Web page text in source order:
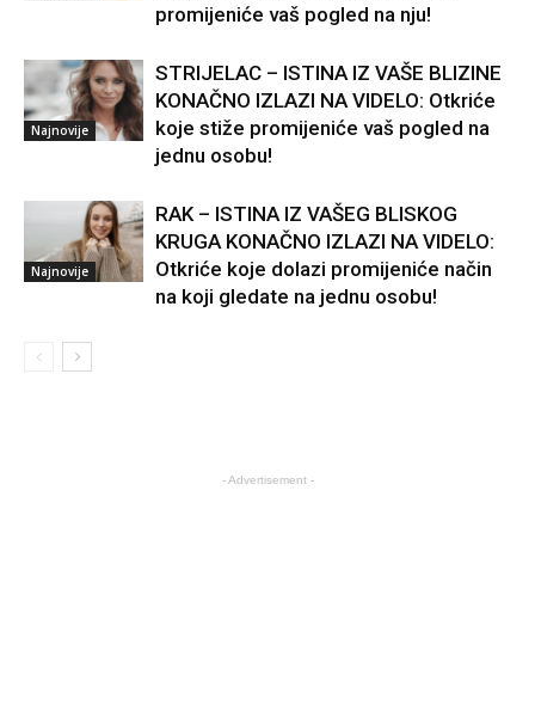
promijeniće vaš pogled na nju!
Najnovije
STRIJELAC – ISTINA IZ VAŠE BLIZINE
KONAČNO IZLAZI NA VIDELO: Otkriće
koje stiže promijeniće vaš pogled na
jednu osobu!
Najnovije
RAK – ISTINA IZ VAŠEG BLISKOG
KRUGA KONAČNO IZLAZI NA VIDELO:
Otkriće koje dolazi promijeniće način
na koji gledate na jednu osobu!
- Advertisement -